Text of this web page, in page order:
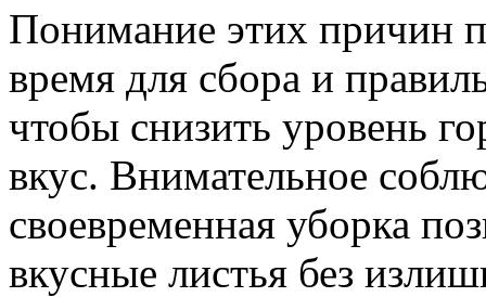
Понимание этих причин
время для сбора и
чтобы снизить уровень
вкус. Внимательное
своевременная уборка
вкусные листья без